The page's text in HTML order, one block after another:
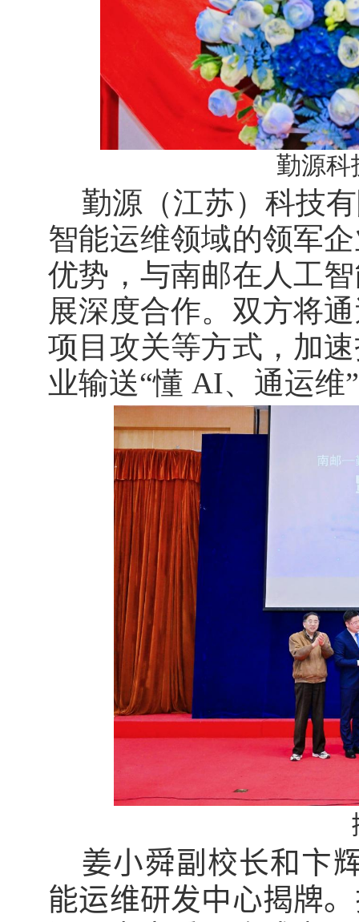
勤源科
勤源（江苏）科技
智能运维领域的领军
优势，与南邮在人工
展深度合作。双方将
项目攻关等方式，加
业输送“懂 AI、通运维
姜小舜副校长和 卞
能运维研发中心揭牌